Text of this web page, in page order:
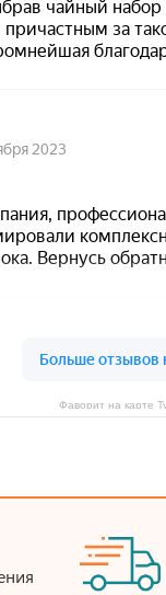
Фаворит на карте